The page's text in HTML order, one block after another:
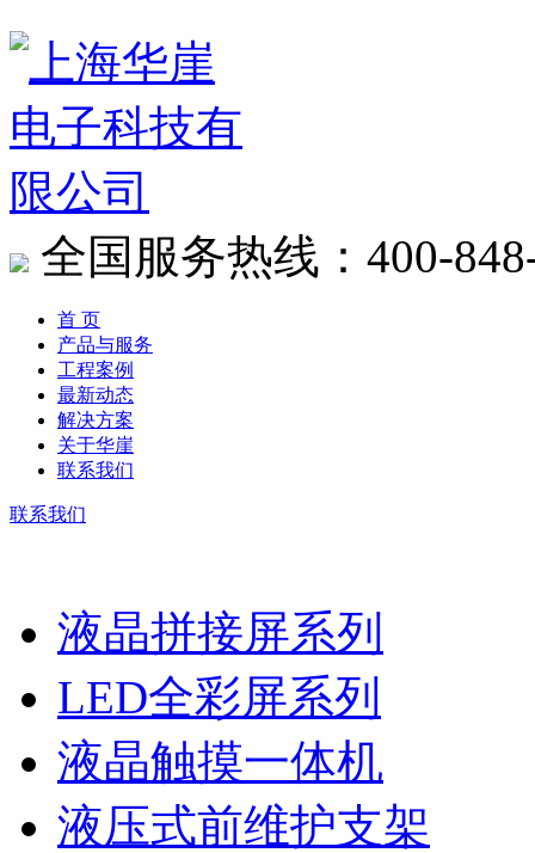
全国服务热线：400-
首 页
产品与服务
工程案例
最新动态
解决方案
关于华崖
联系我们
联系我们
液晶拼接屏系列
LED全彩屏系列
液晶触摸一体机
液压式前维护支架